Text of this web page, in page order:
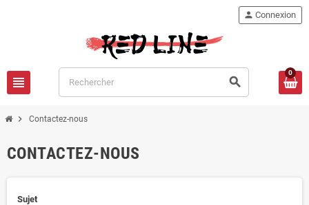
view_headline search
person Connexion
0
chevron_right Contactez-nous
CONTACTEZ-NOUS
Sujet